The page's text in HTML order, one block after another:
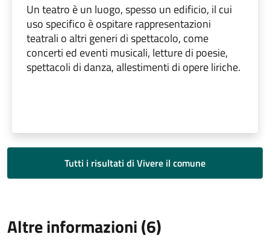
Un teatro è un luogo, spesso un edificio, il cui
uso specifico è ospitare rappresentazioni
teatrali o altri generi di spettacolo, come
concerti ed eventi musicali, letture di poesie,
spettacoli di danza, allestimenti di opere liriche.
Tutti i risultati di Vivere il comune
Altre informazioni (6)